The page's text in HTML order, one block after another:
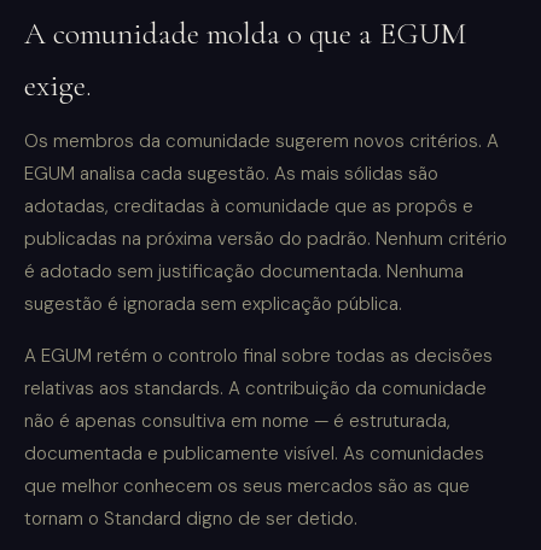
A comunidade molda o que a EGUM
exige.
Os membros da comunidade sugerem novos critérios. A
EGUM analisa cada sugestão. As mais sólidas são
adotadas, creditadas à comunidade que as propôs e
publicadas na próxima versão do padrão. Nenhum critério
é adotado sem justificação documentada. Nenhuma
sugestão é ignorada sem explicação pública.
A EGUM retém o controlo final sobre todas as decisões
relativas aos standards. A contribuição da comunidade
não é apenas consultiva em nome — é estruturada,
documentada e publicamente visível. As comunidades
que melhor conhecem os seus mercados são as que
tornam o Standard digno de ser detido.